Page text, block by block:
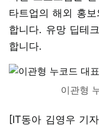
타트업의 해외 홍
합니다. 유망 딥테
합니다.
이관형
[IT동아 김영우 기